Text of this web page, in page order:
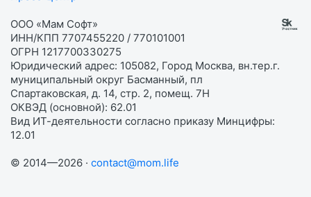
ООО «Мам Софт»
ИНН/КПП 7707455220 / 770101001
ОГРН 1217700330275
Юридический адрес: 105082, Город Москва, вн.тер.г.
муниципальный округ Басманный, пл
Спартаковская, д. 14, стр. 2, помещ. 7Н
ОКВЭД (основной): 62.01
Вид ИТ-деятельности согласно приказу Минцифры:
12.01
© 2014—2026 · contact@mom.life